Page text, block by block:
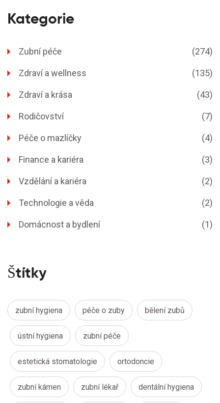
Kategorie
Zubní péče (274)
Zdraví a wellness (135)
Zdraví a krása (43)
Rodičovství (7)
Péče o mazlíčky (4)
Finance a kariéra (3)
Vzdělání a kariéra (2)
Technologie a věda (2)
Domácnost a bydlení (1)
Štítky
zubní hygiena péče o zuby bělení zubů
ústní hygiena zubní péče
estetická stomatologie ortodoncie
zubní kámen zubní lékař dentální hygiena